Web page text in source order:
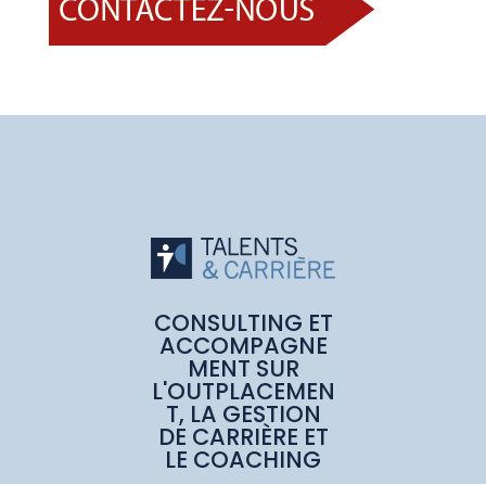
CONSULTING ET
ACCOMPAGNE
MENT SUR
L'OUTPLACEMEN
T, LA GESTION
DE CARRIÈRE ET
LE COACHING